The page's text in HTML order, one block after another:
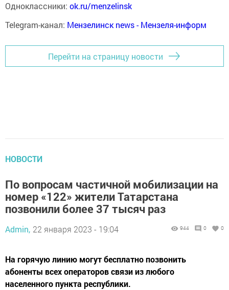
Одноклассники: ok.ru/menzelinsk
Telegram-канал: Мензелинск news - Мензеля-информ
Перейти на страницу новости
НОВОСТИ
По вопросам частичной мобилизации на
номер «122» жители Татарстана
позвонили более 37 тысяч раз
Admin, 22 января 2023 - 19:04 944 0 0
На горячую линию могут бесплатно позвонить
абоненты всех операторов связи из любого
населенного пункта республики.